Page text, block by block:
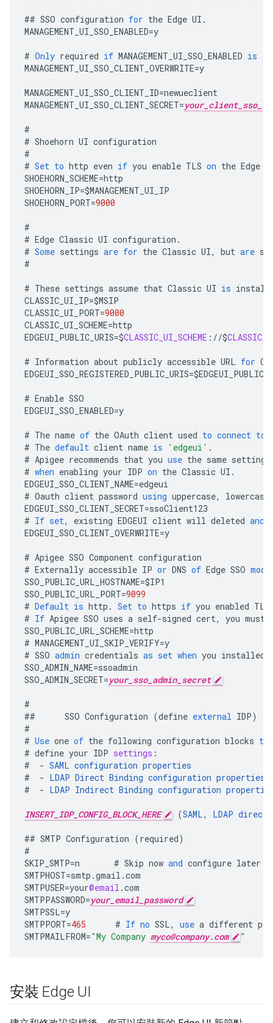
## SSO configuration for the Edge UI .
MANAGEMENT_UI_SSO_ENABLED=y
# Only required if MANAGEMENT_UI_SSO_ENABLED is
MANAGEMENT_UI_SSO_CLIENT_OVERWRITE=y
MANAGEMENT_UI_SSO_CLIENT_ID=newueclient
MANAGEMENT_UI_SSO_CLIENT_SECRET=
#
# Shoehorn UI configuration
#
# Set to http even if you enable TLS on the Edge
SHOEHORN_SCHEME=http
SHOEHORN_IP=$MANAGEMENT_UI_IP
SHOEHORN_PORT=9000
#
# Edge Classic UI configuration .
# Some settings are for the Classic UI, but are
#
# These settings assume that Classic UI is
CLASSIC_UI_IP=$MSIP
CLASSIC_UI_PORT=9000
CLASSIC_UI_SCHEME=http
EDGEUI_PUBLIC_URIS=$CLASSIC_UI_SCHEME : //$
# Information about publicly accessible URL for
EDGEUI_SSO_REGISTERED_PUBLIC_URIS=$
# Enable SSO
EDGEUI_SSO_ENABLED=y
# The name of the OAuth client used to connect to
# The default client name is 'edgeui' .
# Apigee recommends that you use the same settings
# when enabling your IDP on the Classic UI .
EDGEUI_SSO_CLIENT_NAME=edgeui
# Oauth client password using uppercase, lowercase
EDGEUI_SSO_CLIENT_SECRET=ssoClient123
# If set, existing EDGEUI client will deleted and
EDGEUI_SSO_CLIENT_OVERWRITE=y
# Apigee SSO Component configuration
# Externally accessible IP or DNS of Edge SSO
SSO_PUBLIC_URL_HOSTNAME=$IP1
SSO_PUBLIC_URL_PORT=9099
# Default is http . Set to https if you enabled TLS
# If Apigee SSO uses a self-signed cert, you must
SSO_PUBLIC_URL_SCHEME=http
# MANAGEMENT_UI_SKIP_VERIFY=y
# SSO admin credentials as set when you installed
SSO_ADMIN_NAME=ssoadmin
SSO_ADMIN_SECRET=your_sso_admin_secret
#
##
SSO Configuration (define external IDP)
#
# Use one of the following configuration blocks to
# define your IDP settings :
#
- SAML configuration properties
#
- LDAP Direct Binding configuration properties
#
- LDAP Indirect Binding configuration
INSERT_IDP_CONFIG_BLOCK_HERE (SAML, LDAP direct
## SMTP Configuration (required)
#
SKIP_SMTP=n # Skip now and configure later
SMTPHOST=smtp .gmail .com
SMTPUSER=your@email .com
SMTPPASSWORD=your_email_password
SMTPSSL=y
SMTPPORT=465 # If no SSL, use a different
SMTPMAILFROM="My Company myco@company.com "
安裝 Edge UI